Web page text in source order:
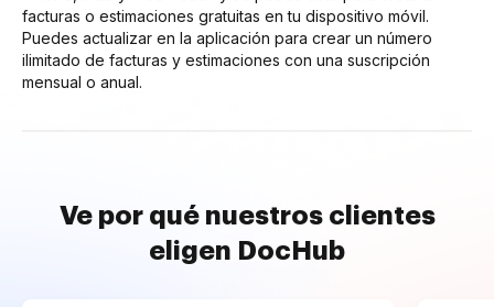
facturas o estimaciones gratuitas en tu dispositivo móvil.
Puedes actualizar en la aplicación para crear un número
ilimitado de facturas y estimaciones con una suscripción
mensual o anual.
Ve por qué nuestros clientes
eligen DocHub